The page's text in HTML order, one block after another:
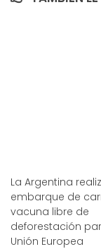
La Argentina
embarque de
vacuna libre de
deforestación
Unión Europea